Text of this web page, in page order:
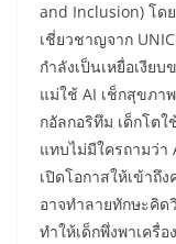
and Inclusion) โดย
เชี่ยวชาญจาก
กำลังเป็นเหยื่อเงีย
แม่ใช้ AI เช็กสุขภา
กอัลกอริทึม เด็กโต
แทบไม่มีใครถามว่า
เปิดโอกาสให้เข้าถึ
อาจทำลายทักษะคิด
ทำให้เด็กพึ่งพาเครื่